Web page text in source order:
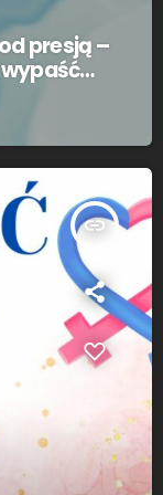
presją –
insert_link